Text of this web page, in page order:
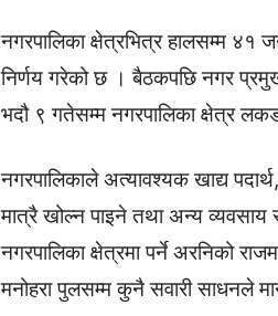
नगरपालिका क्षेत्रभित्र हालसम्म ४१
निर्णय गरेको छ । बैठकपछि नगर
भदौ ९ गतेसम्म नगरपालिका क्षेत्र
नगरपालिकाले अत्यावश्यक खाद्य
मात्रै खोल्न पाइने तथा अन्य
नगरपालिका क्षेत्रमा पर्ने अरनिको
मनोहरा पुलसम्म कुनै सवारी साधनले